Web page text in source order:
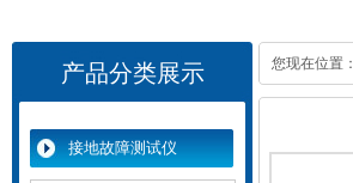
产品分类展示
接地故障测试仪
您现在位置：